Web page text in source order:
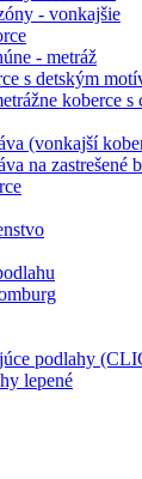
- vonkajšie
- metráž
s detským
koberce s
(vonkajší
na zastrešené
podlahy
lepené